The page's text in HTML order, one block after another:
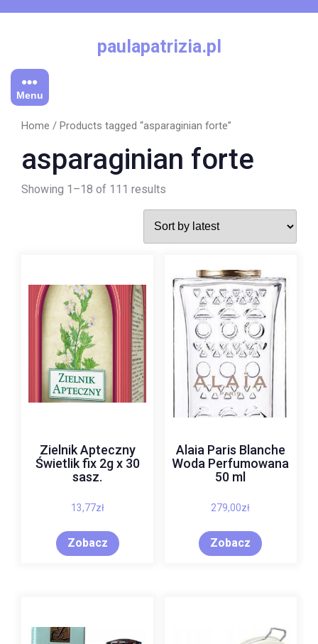
paulapatrizia.pl
Menu
Home / Products tagged “asparaginian forte”
asparaginian forte
Showing 1–18 of 111 results
Zielnik Apteczny
Świetlik fix 2g x 30
sasz.
13,77zł
Zobacz
Alaia Paris Blanche
Woda Perfumowana
50 ml
279,00zł
Zobacz